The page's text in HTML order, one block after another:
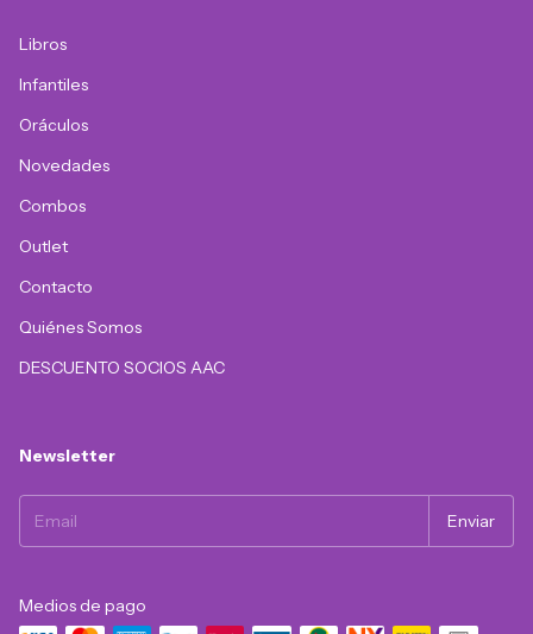
Libros
Infantiles
Oráculos
Novedades
Combos
Outlet
Contacto
Quiénes Somos
DESCUENTO SOCIOS AAC
Newsletter
Medios de pago